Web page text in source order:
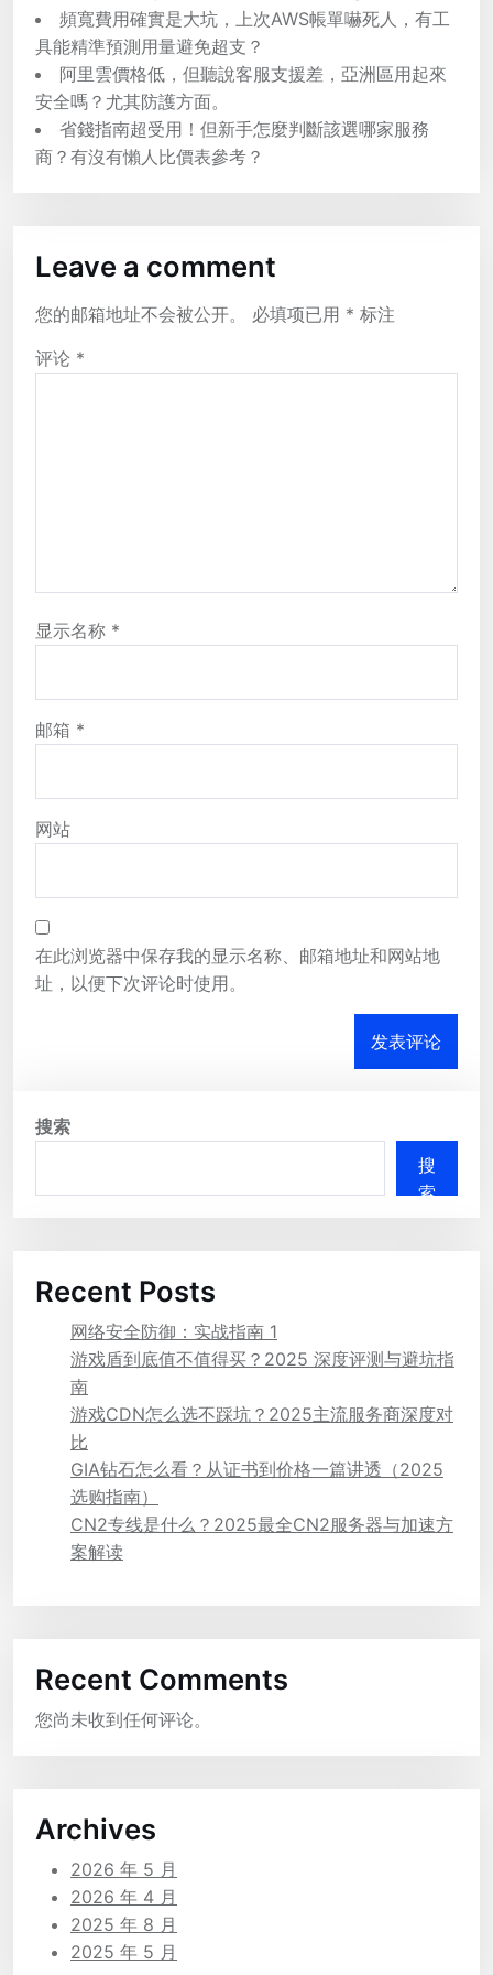
頻寬費用確實是大坑，上次AWS帳單嚇死人，有工
具能精準預測用量避免超支？
阿里雲價格低，但聽說客服支援差，亞洲區用起來
安全嗎？尤其防護方面。
省錢指南超受用！但新手怎麼判斷該選哪家服務
商？有沒有懶人比價表參考？
Leave a comment
您的邮箱地址不会被公开。 必填项已用 * 标注
评论 *
显示名称 *
邮箱 *
网站
在此浏览器中保存我的显示名称、邮箱地址和网站地
址，以便下次评论时使用。
搜索
搜
索
Recent Posts
网络安全防御：实战指南 1
游戏盾到底值不值得买？2025 深度评测与避坑指
南
游戏CDN怎么选不踩坑？2025主流服务商深度对
比
GIA钻石怎么看？从证书到价格一篇讲透（2025
选购指南）
CN2专线是什么？2025最全CN2服务器与加速方
案解读
Recent Comments
您尚未收到任何评论。
Archives
2026 年 5 月
2026 年 4 月
2025 年 8 月
2025 年 5 月